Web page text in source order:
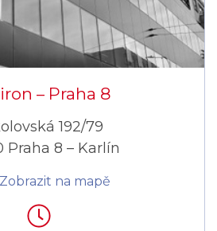
–⁠⁠⁠⁠⁠⁠ Praha 8
192/79
Praha 8 – Karlín
Zobrazit na mapě